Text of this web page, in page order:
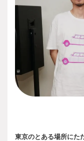
東京のとある場所にた